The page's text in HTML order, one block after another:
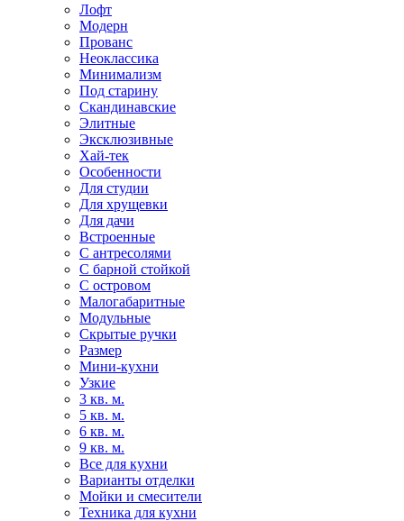
Лофт
Модерн
Прованс
Неоклассика
Минимализм
Под старину
Скандинавские
Элитные
Эксклюзивные
Хай-тек
Особенности
Для студии
Для хрущевки
Для дачи
Встроенные
С антресолями
С барной стойкой
С островом
Малогабаритные
Модульные
Скрытые ручки
Размер
Мини-кухни
Узкие
3 кв. м.
5 кв. м.
6 кв. м.
9 кв. м.
Все для кухни
Варианты отделки
Мойки и смесители
Техника для кухни